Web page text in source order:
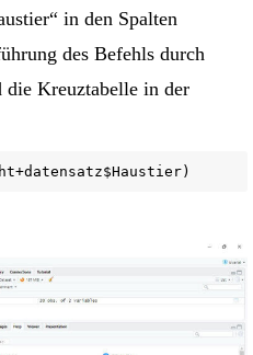
in den Spalten
des Befehls durch
Kreuztabelle in der